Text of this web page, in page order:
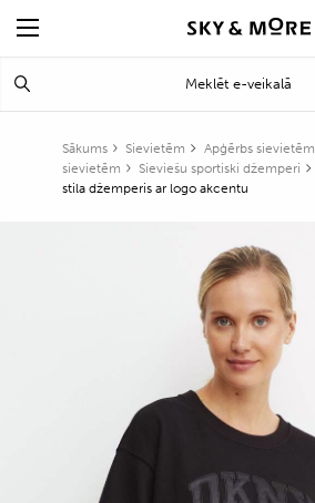
Sākums Sievietēm Apģērbs sievietēm
sievietēm
Sieviešu sportiski džemperi
stila džemperis ar logo akcentu